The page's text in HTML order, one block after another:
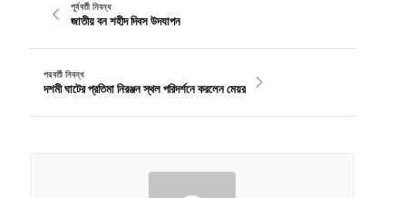
পূর্ববর্তী নিবন্ধ
জাতীয় বন শহীদ দিবস উদযাপন
পরবর্তী নিবন্ধ
দশমী ঘাটের প্রতিমা নিরঞ্জন স্থল পরিদর্শনে করলেন মেয়র